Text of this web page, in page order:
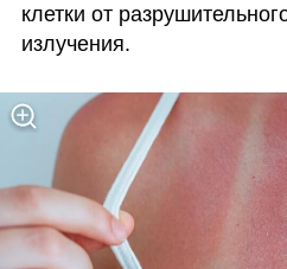
клетки от
излучения.